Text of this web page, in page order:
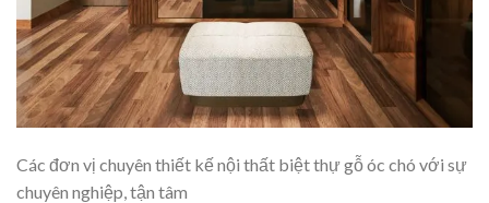
Các đơn vị chuyên thiết kế nội thất biệt thự gỗ óc chó với sự
chuyên nghiệp, tận tâm